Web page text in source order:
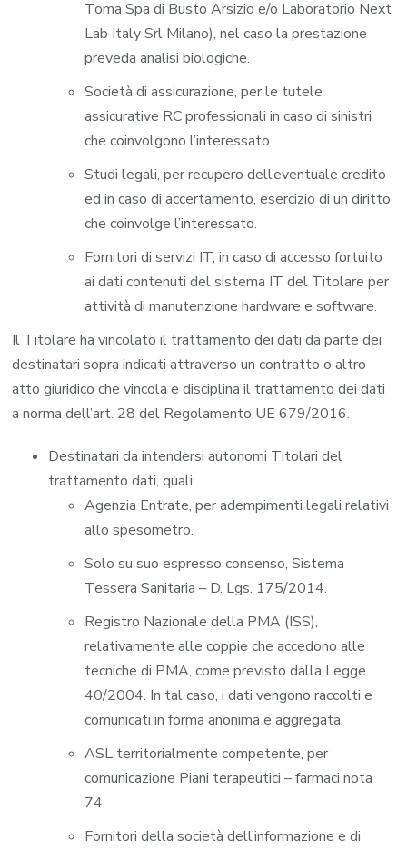
Toma Spa di Busto Arsizio e/o Laboratorio Next
Lab Italy Srl Milano), nel caso la prestazione
preveda analisi biologiche.
Società di assicurazione, per le tutele
assicurative RC professionali in caso di sinistri
che coinvolgono l’interessato.
Studi legali, per recupero dell’eventuale credito
ed in caso di accertamento, esercizio di un diritto
che coinvolge l’interessato.
Fornitori di servizi IT, in caso di accesso fortuito
ai dati contenuti del sistema IT del Titolare per
attività di manutenzione hardware e software.
Il Titolare ha vincolato il trattamento dei dati da parte dei
destinatari sopra indicati attraverso un contratto o altro
atto giuridico che vincola e disciplina il trattamento dei dati
a norma dell’art. 28 del Regolamento UE 679/2016.
Destinatari da intendersi autonomi Titolari del
trattamento dati, quali:
Agenzia Entrate, per adempimenti legali relativi
allo spesometro.
Solo su suo espresso consenso, Sistema
Tessera Sanitaria – D. Lgs. 175/2014.
Registro Nazionale della PMA (ISS),
relativamente alle coppie che accedono alle
tecniche di PMA, come previsto dalla Legge
40/2004. In tal caso, i dati vengono raccolti e
comunicati in forma anonima e aggregata.
ASL territorialmente competente, per
comunicazione Piani terapeutici – farmaci nota
74.
Fornitori della società dell’informazione e di